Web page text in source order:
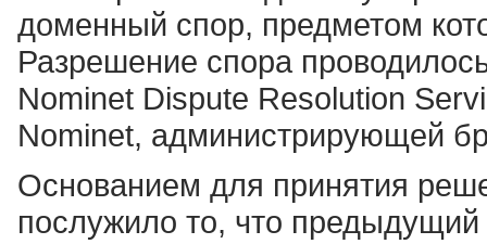
доменный спор, предметом
Разрешение спора
Nominet Dispute Resolution
Nominet, администрирующей
Основанием для принятия
послужило то, что